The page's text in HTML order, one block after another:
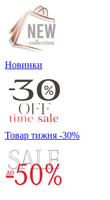
Новинки
Товар тижня -30%